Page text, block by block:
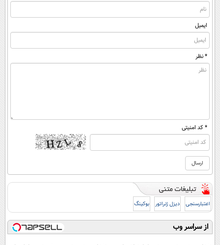
ایمیل
* نظر
* کد امنیتی
اعتبارسنجی دیزل ژنراتور بوکینگ
از سراسر وب